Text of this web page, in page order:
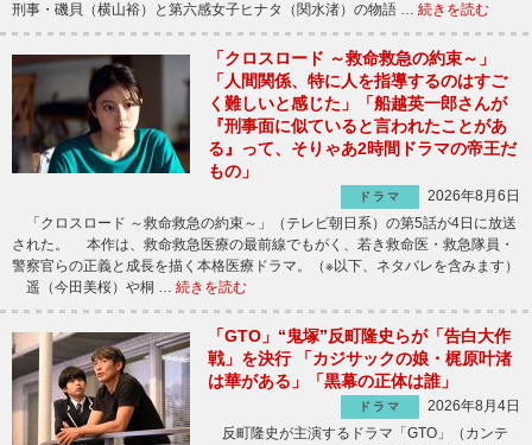
刑事・磯貝（横山裕）と第六感女子ヒナタ（関水渚）の物語 … 続きを読む
「クロスロード ～救命救急の約束～」
「人間関係、特に人を指導するのはすご
く難しいと感じた」「船越英一郎さんが
『刑事面に似ていると言われたことがあ
る』って、そりゃあ2時間ドラマの帝王だ
もの」
ドラマ
2026年8月6日
「クロスロード ～救命救急の約束～」（テレビ朝日系）の第5話が4日に放送
された。 本作は、救命救急医療の最前線でもがく、若き救命医・救急隊員・
警察官らの正義と成長を描く本格医療ドラマ。（※以下、ネタバレを含みます）
遥（今田美桜）や桐 … 続きを読む
「GTO」“鬼塚”反町隆史らが「告白大作
戦」を決行 「カジサックの娘・梶原叶渚
は華がある」「黒幕の正体は誰」
ドラマ
2026年8月4日
反町隆史が主演するドラマ「GTO」（カンテ